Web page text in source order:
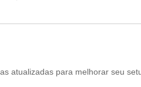
atualizadas para melhorar seu